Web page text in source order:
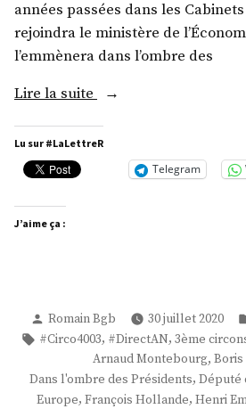
années passées dans les
rejoindra le ministère de
l’emmènera dans l’ombre des
Lire la suite « M.
Vallaud »
Lu sur #LaLettreR
Telegram
J’aime ça :
Publié
par
Romain Bgb 30 juillet 2020
Étiquettes :
#Circo4003, #DirectAN, 3ème
Arnaud Montebourg, Boris
Dans l'ombre des Présidents, Député
Europe, François Hollande, Henri